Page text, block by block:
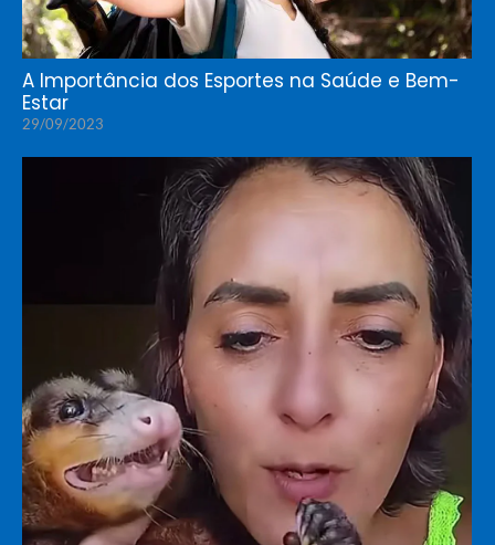
A Importância dos Esportes na Saúde e Bem-
Estar
29/09/2023